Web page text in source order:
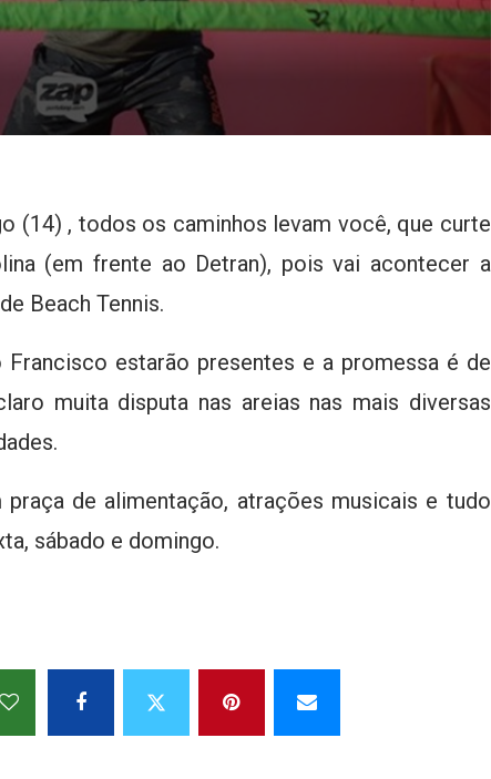
(14) , todos os caminhos levam você, que curte
(em frente ao Detran), pois vai acontecer a
Beach Tennis.
estarão presentes e a promessa é de
muita disputa nas areias nas mais diversas
de alimentação, atrações musicais e tudo
sábado e domingo.